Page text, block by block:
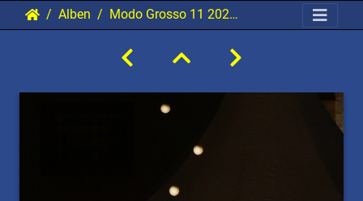
Alben Modo Grosso 11 20210907 PerfPad Den 4646 1440x2160